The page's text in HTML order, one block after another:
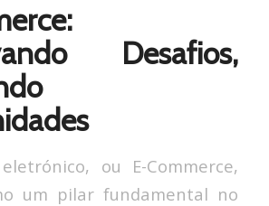
Desafios,
ou E-Commerce,
um pilar fundamental no